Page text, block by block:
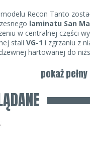
modelu Recon Tanto
laminatu San
w centralnej części
stali VG-1 i zgrzaniu z
hartowanej do
długo ostrai
odporność na
głowni z litej, twardej
jest fabrycznie
więc nóż jest gotowy do
o długości 18
pokaż